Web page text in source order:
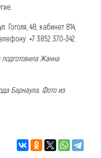
Гоголя, 48, кабинет 814,
+7 3852 370-342.
подготовила Жанна
Барнаула. Фото из